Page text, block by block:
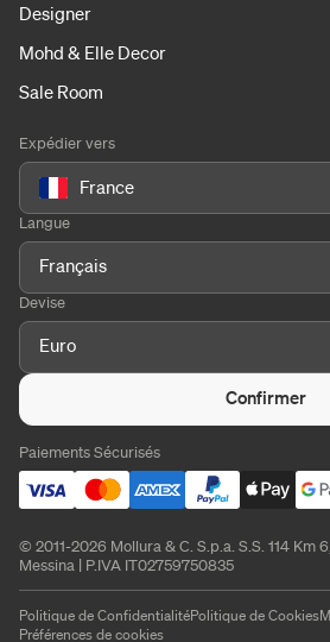
Designer
Mohd & Elle Decor
Sale Room
Expédier vers
France
Langue
Français
Devise
Euro
Confirmer
Paiements Sécurisés
© 2011-2026 Mollura & C. S.p.a. S.S. 114 Km
Messina | P.IVA IT02759750835
Politique de ConfidentialitéPolitique de Cookies
Préférences de cookies